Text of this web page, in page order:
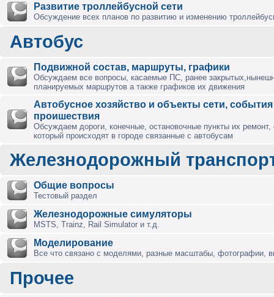
Развитие троллейбусной сети
Обсуждение всех планов по развитию и изменению
Автобус
Подвижной состав, маршруты, графики
Обсуждаем все вопросы, касаемые ПС, ранее
планируемых маршрутов а также графиков их движения
Автобусное хозяйство и объекты сети,
проишествия
Обсуждаем дороги, конечные, остановочные пункты их ремонт,
который происходят в городе связанные с автобусам
Железнодорожный
Общие вопросы
Тестовый раздел
Железнодорожные симуляторы
MSTS, Trainz, Rail Simulator и т.д.
Моделирование
Все что связано с моделями, разные масштабы, фотографии,
Прочее